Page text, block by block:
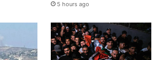
5 hours ago